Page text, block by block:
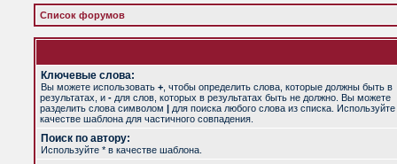
Список форумов
Ключевые слова:
Вы можете использовать + , чтобы определить слова, которые должны быть в
результатах, и - для слов, которых в результатах быть не должно. Вы можете
разделить слова символом | для поиска любого слова из списка. Используйте
качестве шаблона для частичного совпадения.
Поиск по автору:
Используйте * в качестве шаблона.